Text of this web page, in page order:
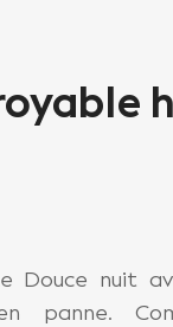
Douce nuit
panne.